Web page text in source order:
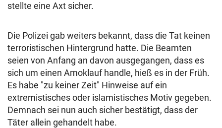
stellte eine Axt sicher.
Die Polizei gab weiters bekannt, dass die Tat keinen
terroristischen Hintergrund hatte. Die Beamten
seien von Anfang an davon ausgegangen, dass es
sich um einen Amoklauf handle, hieß es in der Früh.
Es habe "zu keiner Zeit" Hinweise auf ein
extremistisches oder islamistisches Motiv gegeben.
Demnach sei nun auch sicher bestätigt, dass der
Täter allein gehandelt habe.